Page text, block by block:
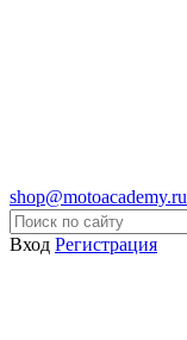
shop@motoacademy.ru
Вход Регистрация